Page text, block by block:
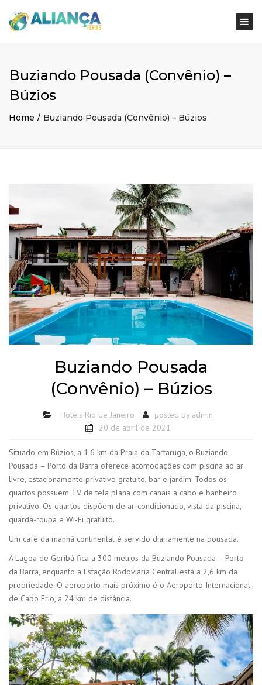
Buziando Pousada (Convênio) –
Búzios
Home Buziando Pousada (Convênio) – Búzios
Buziando Pousada
(Convênio) – Búzios
Hotéis Rio de Janeiro posted by admin
20 de abril de 2021
Situado em Búzios, a 1,6 km da Praia da Tartaruga, o Buziando
Pousada – Porto da Barra oferece acomodações com piscina ao ar
livre, estacionamento privativo gratuito, bar e jardim. Todos os
quartos possuem TV de tela plana com canais a cabo e banheiro
privativo. Os quartos dispõem de ar-condicionado, vista da piscina,
guarda-roupa e Wi-Fi gratuito.
Um café da manhã continental é servido diariamente na pousada.
A Lagoa de Geribá fica a 300 metros da Buziando Pousada – Porto
da Barra, enquanto a Estação Rodoviária Central está a 2,6 km da
propriedade. O aeroporto mais próximo é o Aeroporto Internacional
de Cabo Frio, a 24 km de distância.